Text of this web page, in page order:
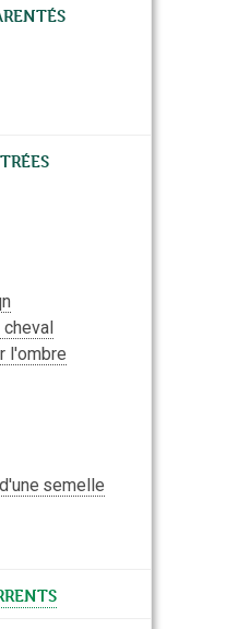
cheval
l'ombre
semelle